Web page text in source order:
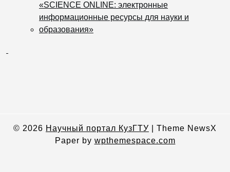
«SCIENCE ONLINE: электронные
информационные ресурсы для науки и
образования»
© 2026 Научный портал КузГТУ
Theme NewsX
Paper by wpthemespace.com